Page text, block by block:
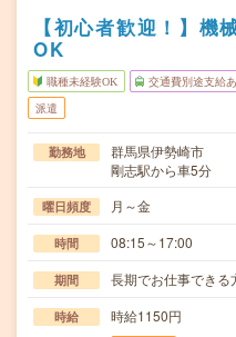
【初心者歓迎！】機
OK
職種未経験OK 交通費別途支給
派遣
勤務地
群馬県伊勢崎市
剛志駅から車5分
曜日頻度 月～金
時間 08:15～17:00
期間 長期でお仕事できる
時給 時給1150円